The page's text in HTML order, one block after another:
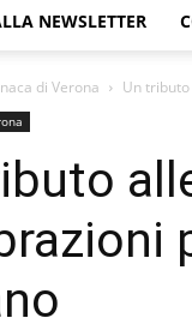
NEWSLETTER
di Verona Un